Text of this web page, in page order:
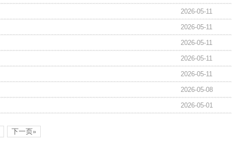
2026-05-11
2026-05-11
2026-05-11
2026-05-11
2026-05-11
2026-05-08
2026-05-01
下一页»